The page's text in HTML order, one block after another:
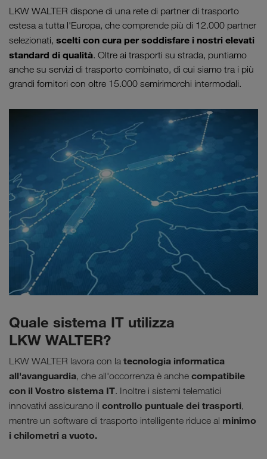
LKW WALTER dispone di una rete di partner di trasporto
estesa a tutta l'Europa, che comprende più di 12.000 partner
selezionati, scelti con cura per soddisfare i nostri elevati
standard di qualità. Oltre ai trasporti su strada, puntiamo
anche su servizi di trasporto combinato, di cui siamo tra i più
grandi fornitori con oltre 15.000 semirimorchi intermodali.
Quale sistema IT utilizza
LKW WALTER?
LKW WALTER lavora con la tecnologia informatica
all'avanguardia, che all'occorrenza è anche compatibile
con il Vostro sistema IT. Inoltre i sistemi telematici
innovativi assicurano il controllo puntuale dei trasporti,
mentre un software di trasporto intelligente riduce al minimo
i chilometri a vuoto.